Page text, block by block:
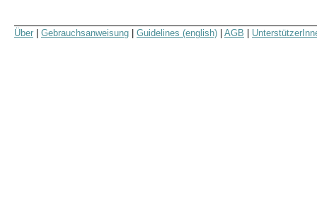
Über Gebrauchsanweisung Guidelines (english) AGB